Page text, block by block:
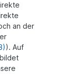
an der
). Auf